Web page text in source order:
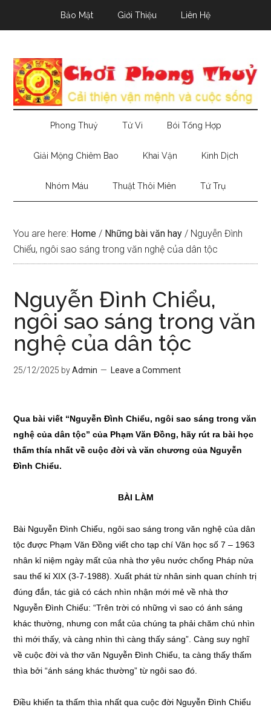
Bảo Mật Giới Thiệu Liên Hệ
Phong Thuỷ Tử Vi Bói Tổng Hợp
Giải Mộng Chiêm Bao Khai Vận Kinh Dịch
Nhóm Máu Thuật Thôi Miên Tứ Trụ
You are here: Home / Những bài văn hay / Nguyễn Đình
Chiểu, ngôi sao sáng trong văn nghệ của dân tộc
Nguyễn Đình Chiểu,
ngôi sao sáng trong văn
nghệ của dân tộc
25/12/2025 byAdmin Leave a Comment
Qua bài viết “Nguyễn Đình Chiểu, ngôi sao sáng trong văn
nghệ của dân tộc” của Phạm Văn Đồng, hãy rút ra bài học
thấm thía nhất về cuộc đời và văn chương của Nguyễn
Đình Chiểu.
BÀI LÀM
Bài Nguyễn Đình Chiểu, ngôi sao sáng trong văn nghệ của dân
tộc được Phạm Văn Đồng viết cho tạp chí Văn học số 7 – 1963
nhân kỉ niệm ngày mất của nhà thơ yêu nước chống Pháp nửa
sau thế kỉ XIX (3-7-1988). Xuất phát từ nhân sinh quan chính trị
đúng đắn, tác giả có cách nhìn nhận mới mẻ về nhà thơ
Nguyễn Đình Chiểu: “Trên trời có những vì sao có ánh sáng
khác thường, nhưng con mắt của chúng ta phải chăm chú nhìn
thì mới thấy, và càng nhìn thì càng thấy sáng”. Càng suy nghĩ
về cuộc đời và thơ văn Nguyễn Đình Chiểu, ta càng thấy thấm
thìa bởi “ánh sáng khác thường” từ ngôi sao đó.
Điều khiến ta thấm thìa nhất qua cuộc đời Nguyễn Đình Chiểu